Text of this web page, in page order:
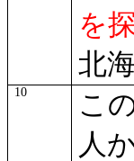
を
北
10
こ
人